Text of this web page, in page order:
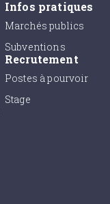
Infos pratiques
Marchés publics
Subventions
Recrutement
Postes à pourvoir
Stage